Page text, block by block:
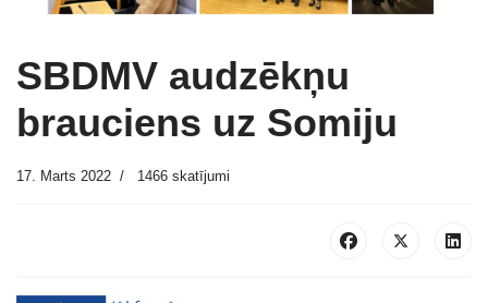
SBDMV audzēkņu
brauciens uz Somiju
17. Marts 2022 1466 skatījumi